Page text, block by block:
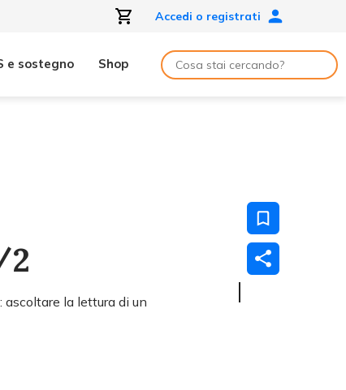
Accedi o registrati
e sostegno Shop
la lettura di un